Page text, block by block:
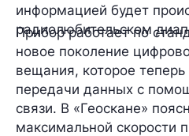
информацией будет
радиолюбительском
Прибор работает по
новое поколение
вещания, которое теперь
передачи данных с
связи. В «Геоскане»
максимальной скорости